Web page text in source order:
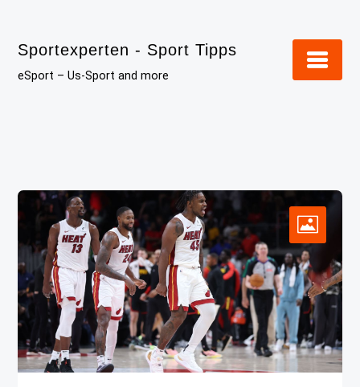
content
Sportexperten - Sport Tipps
eSport – Us-Sport and more